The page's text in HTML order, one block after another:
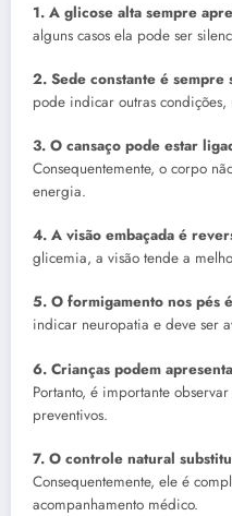
1. A glicose alta sempre
alguns casos ela pode ser
2. Sede constante é sempre
pode indicar outras
3. O cansaço pode estar
Consequentemente, o corpo
energia.
4. A visão embaçada é
glicemia, a visão tende a
5. O formigamento nos pés
indicar neuropatia e deve ser
6. Crianças podem
Portanto, é importante
preventivos.
7. O controle natural
Consequentemente, ele é
acompanhamento médico.